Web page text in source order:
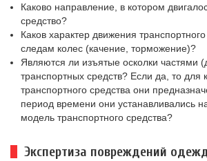
Каково направление, в котором
средство?
Каков характер движения
следам колес (качение, торможение)?
Являются ли изъятые осколки частями
транспортных средств? Если да, то для
транспортного средства они
период времени они устанавливались
модель транспортного средства?
Экспертиза повреждений